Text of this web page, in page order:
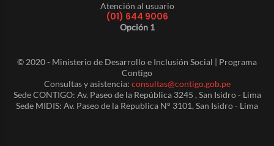
Atención al usuario
(01) 644 9006
Opción 1
© 2020 - Ministerio de Desarrollo e Inclusión Social | Programa
Contigo
Consultas y asistencia: consultas@contigo.gob.pe
Sede CONTIGO: Av. Paseo de la República 3245 , San Isidro - Lima
Sede MIDIS: Av. Paseo de la Republica N° 3101, San Isidro - Lima